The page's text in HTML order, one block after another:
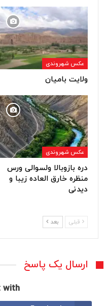
عکس شهروندی
ولایت بامیان
عکس شهروندی
دره بازوبالا ولسوالی ورس
منظره خارق العاده زیبا و
دیدنی
قبلی بعد
ارسال یک پاسخ